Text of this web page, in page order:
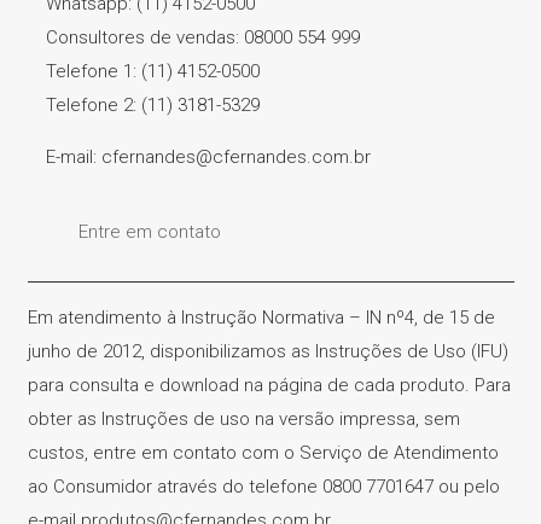
Consultores de vendas: 08000 554 999
Telefone 1: (11) 4152-0500
Telefone 2: (11) 3181-5329
E-mail: cfernandes@cfernandes.com.br
Entre em contato
Em atendimento à Instrução Normativa – IN nº4, de 15 de
junho de 2012, disponibilizamos as Instruções de Uso (IFU)
para consulta e download na página de cada produto. Para
obter as Instruções de uso na versão impressa, sem
custos, entre em contato com o Serviço de Atendimento
ao Consumidor através do telefone 0800 7701647 ou pelo